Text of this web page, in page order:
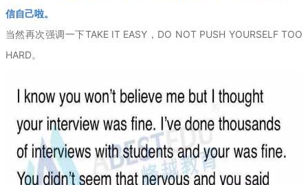
信自己啦。
当然再次强调一下TAKE IT EASY，DO NOT PUSH YOURSELF TOO
HARD。